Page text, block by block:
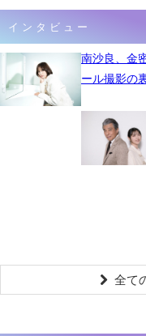
インタビュー
南沙良、金
ール撮影の
全て